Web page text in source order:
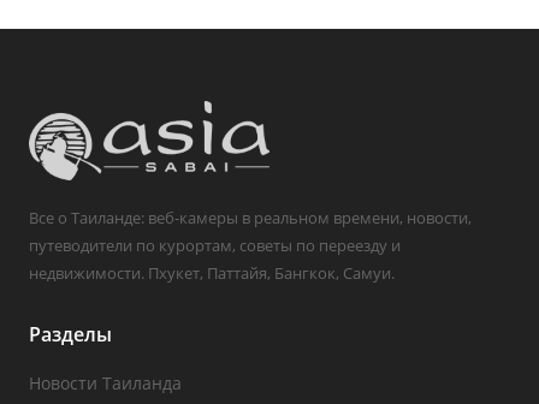
Все о Таиланде: веб-камеры в реальном времени, новости,
путеводители по курортам, советы по переезду и
недвижимости. Пхукет, Паттайя, Бангкок, Самуи.
Разделы
Новости Таиланда